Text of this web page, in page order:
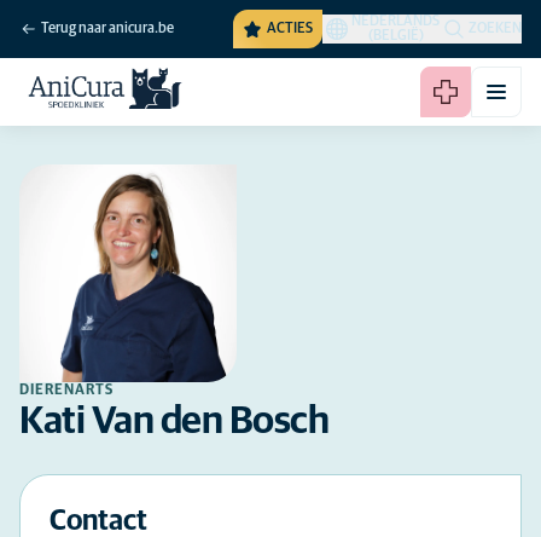
Terug naar anicura.be ACTIES
NEDERLANDS
(BELGIË)
ZOEKEN
DIERENARTS
Kati Van den Bosch
Contact